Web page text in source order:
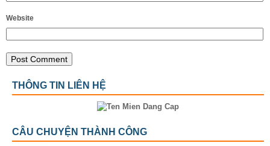
Website
THÔNG TIN LIÊN HỆ
CÂU CHUYỆN THÀNH CÔNG